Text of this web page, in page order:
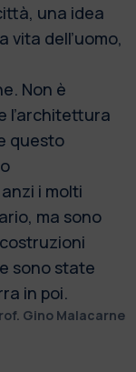
una idea
vita dell’uomo,
Non è
l’architettura
questo
i molti
ma sono
sono state
in poi.
Gino Malacarne